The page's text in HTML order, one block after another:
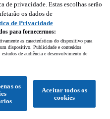
2026
privacidade. Estas escolhas serão
os dados de
de Privacidade
para fornecermos:
as características do dispositivo para
dispositivo. Publicidade e conteúdos
de audiência e desenvolvimento de
Aceitar todos os
cookies
os